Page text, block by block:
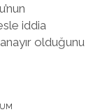
iddia
olduğunu